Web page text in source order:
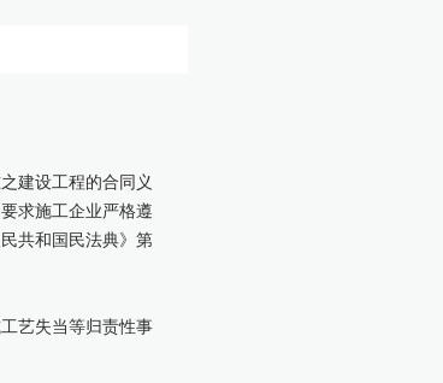
建设工程的合同义
求施工企业严格遵
共和国民法典》第
艺失当等归责性事